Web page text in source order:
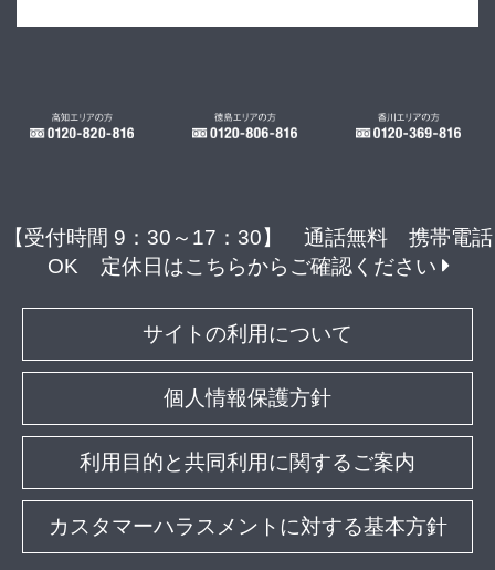
【受付時間 9：30～17：30】 通話無料 携帯電話
OK
定休日はこちらからご確認ください
サイトの利用について
個人情報保護方針
利用目的と共同利用に関するご案内
カスタマーハラスメントに対する基本方針